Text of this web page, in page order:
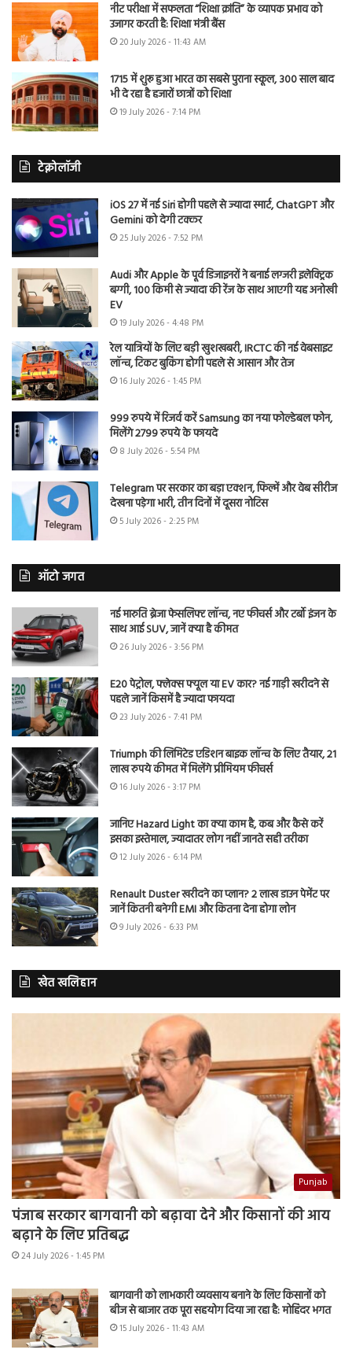
नीट परीक्षा में सफलता “शिक्षा क्रांति” के व्यापक प्रभाव को
उजागर करती है: शिक्षा मंत्री बैंस
20 July 2026 - 11:43 AM
1715 में शुरू हुआ भारत का सबसे पुराना स्कूल, 300 साल बाद
भी दे रहा है हजारों छात्रों को शिक्षा
19 July 2026 - 7:14 PM
टेक्नोलॉजी
iOS 27 में नई Siri होगी पहले से ज्यादा स्मार्ट, ChatGPT और
Gemini को देगी टक्कर
25 July 2026 - 7:52 PM
Audi और Apple के पूर्व डिजाइनरों ने बनाई लग्जरी इलेक्ट्रिक
बग्गी, 100 किमी से ज्यादा की रेंज के साथ आएगी यह अनोखी
EV
19 July 2026 - 4:48 PM
रेल यात्रियों के लिए बड़ी खुशखबरी, IRCTC की नई वेबसाइट
लॉन्च, टिकट बुकिंग होगी पहले से आसान और तेज
16 July 2026 - 1:45 PM
999 रुपये में रिजर्व करें Samsung का नया फोल्डेबल फोन,
मिलेंगे 2799 रुपये के फायदे
8 July 2026 - 5:54 PM
Telegram पर सरकार का बड़ा एक्शन, फिल्में और वेब सीरीज
देखना पड़ेगा भारी, तीन दिनों में दूसरा नोटिस
5 July 2026 - 2:25 PM
ऑटो जगत
नई मारुति ब्रेजा फेसलिफ्ट लॉन्च, नए फीचर्स और टर्बो इंजन के
साथ आई SUV, जानें क्या है कीमत
26 July 2026 - 3:56 PM
E20 पेट्रोल, फ्लेक्स फ्यूल या EV कार? नई गाड़ी खरीदने से
पहले जानें किसमें है ज्यादा फायदा
23 July 2026 - 7:41 PM
Triumph की लिमिटेड एडिशन बाइक लॉन्च के लिए तैयार, 21
लाख रुपये कीमत में मिलेंगे प्रीमियम फीचर्स
16 July 2026 - 3:17 PM
जानिए Hazard Light का क्या काम है, कब और कैसे करें
इसका इस्तेमाल, ज्यादातर लोग नहीं जानते सही तरीका
12 July 2026 - 6:14 PM
Renault Duster खरीदने का प्लान? 2 लाख डाउन पेमेंट पर
जानें कितनी बनेगी EMI और कितना देना होगा लोन
9 July 2026 - 6:33 PM
खेत खलिहान
Punjab
पंजाब सरकार बागवानी को बढ़ावा देने और किसानों की आय
बढ़ाने के लिए प्रतिबद्ध
24 July 2026 - 1:45 PM
बागवानी को लाभकारी व्यवसाय बनाने के लिए किसानों को
बीज से बाजार तक पूरा सहयोग दिया जा रहा है: मोहिंदर भगत
15 July 2026 - 11:43 AM